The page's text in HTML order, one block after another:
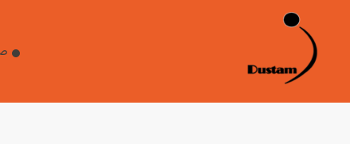
صفحه اصلی
صفحه اصلی
دوستم